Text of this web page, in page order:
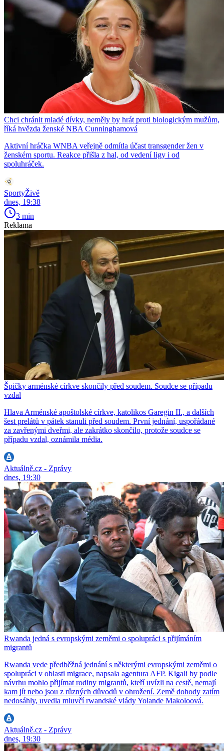
Chci chránit mladé dívky, neměly by hrát proti biologickým mužům,
říká hvězda ženské NBA Cunninghamová
Aktivní hráčka WNBA veřejně odmítla účast transgender žen v
ženském sportu. Reakce přišla z hal, od vedení ligy i od
spoluhráček.
SportyŽivě
dnes, 19:38
3 min
Reklama
Špičky arménské církve skončily před soudem. Soudce se případu
vzdal
Hlava Arménské apoštolské církve, katolikos Garegin II., a dalších
šest prelátů v pátek stanuli před soudem. První jednání, uspořádané
za zavřenými dveřmi, ale zakrátko skončilo, protože soudce se
případu vzdal, oznámila média.
Aktuálně.cz - Zprávy
dnes, 19:30
Rwanda jedná s evropskými zeměmi o spolupráci s přijímáním
migrantů
Rwanda vede předběžná jednání s některými evropskými zeměmi o
spolupráci v oblasti migrace, napsala agentura AFP. Kigali by podle
návrhu mohlo přijímat rodiny migrantů, kteří uvízli na cestě, nemají
kam jít nebo jsou z různých důvodů v ohrožení. Země dohody zatím
nedosáhly, uvedla mluvčí rwandské vlády Yolande Makoloová.
Aktuálně.cz - Zprávy
dnes, 19:30